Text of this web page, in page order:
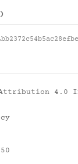
Attribution 4.0